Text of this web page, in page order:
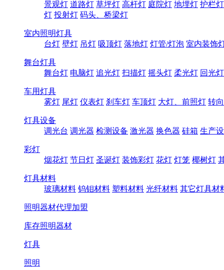
景观灯 道路灯 草坪灯 高杆灯 庭院灯 地埋灯 护栏灯
灯 投射灯 码头、桥梁灯
室内照明灯具
台灯 壁灯 吊灯 吸顶灯 落地灯 灯管/灯泡 室内装饰
舞台灯具
舞台灯 电脑灯 追光灯 扫描灯 摇头灯 柔光灯 回光灯
车用灯具
雾灯 尾灯 仪表灯 刹车灯 车顶灯 大灯、前照灯 转
灯具设备
调光台 调光器 检测设备 激光器 换色器 硅箱 生产
彩灯
烟花灯 节日灯 圣诞灯 装饰彩灯 花灯 灯笼 椰树灯
灯具材料
玻璃材料 钨钼材料 塑料材料 光纤材料 其它灯具材
照明器材代理加盟
库存照明器材
灯具
照明